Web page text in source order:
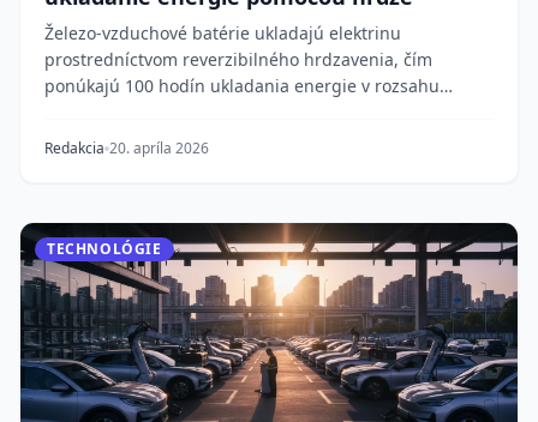
Železo-vzduchové batérie ukladajú elektrinu
prostredníctvom reverzibilného hrdzavenia, čím
ponúkajú 100 hodín ukladania energie v rozsahu
Redakcia 20. apríla 2026
TECHNOLÓGIE